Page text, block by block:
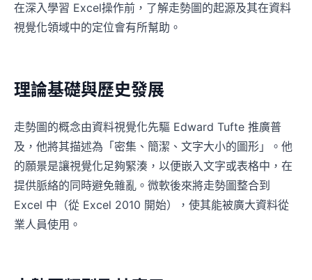
在深入學習 Excel操作前，了解走勢圖的起源及其在資料
視覺化領域中的定位會有所幫助。
理論基礎與歷史發展
走勢圖的概念由資料視覺化先驅 Edward Tufte 推廣普
及，他將其描述為「密集、簡潔、文字大小的圖形」。他
的願景是讓視覺化足夠緊湊，以便嵌入文字或表格中，在
提供脈絡的同時避免雜亂。微軟後來將走勢圖整合到
Excel 中（從 Excel 2010 開始），使其能被廣大資料從
業人員使用。